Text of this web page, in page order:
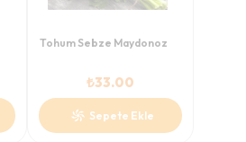
Tohum Sebze Maydonoz
₺33.00
Sepete Ekle